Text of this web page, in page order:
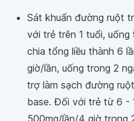
Sát khuẩn đường ruột
với trẻ trên 1 tuổi,
chia tổng liều thành 6
giờ/lần, uống trong 2
trợ làm sạch đường
base. Đối với trẻ từ 6 -
500mg/lần/4 giờ trong